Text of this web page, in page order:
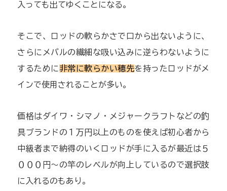
入っても出てゆくことになる。
そこで、ロッドの軟らかさで口から出ないように、
さらにメバルの繊細な吸い込みに逆らわないように
するために 非常に軟らかい穂先を持ったロッドがメ
インで使用されることが多い。
価格はダイワ・シマノ・メジャークラフトなどの釣
具ブランドの１万円以上のものを使えば初心者から
中級者まで納得のいくロッドが手に入るが最近は５
０００円～の竿のレベルが向上しているので選択肢
に入れるのもあり。